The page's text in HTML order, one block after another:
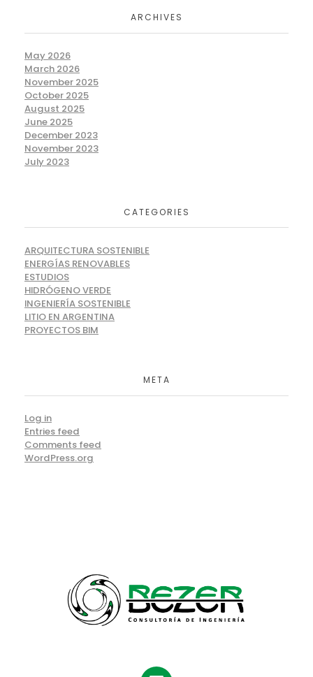
ARCHIVES
May 2026
March 2026
November 2025
October 2025
August 2025
June 2025
December 2023
November 2023
July 2023
CATEGORIES
ARQUITECTURA SOSTENIBLE
ENERGÍAS RENOVABLES
ESTUDIOS
HIDRÓGENO VERDE
INGENIERÍA SOSTENIBLE
LITIO EN ARGENTINA
PROYECTOS BIM
META
Log in
Entries feed
Comments feed
WordPress.org